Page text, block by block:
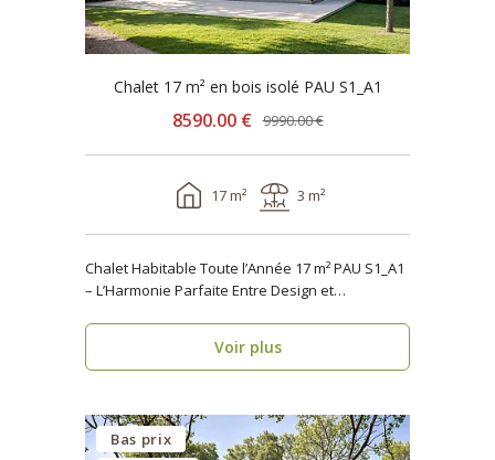
Chalet 17 m² en bois isolé PAU S1_A1
8590.00 € 9990.00 €
17 m² 3 m²
Chalet Habitable Toute l’Année 17 m² PAU S1_A1
– L’Harmonie Parfaite Entre Design et
Voir plus
Bas prix